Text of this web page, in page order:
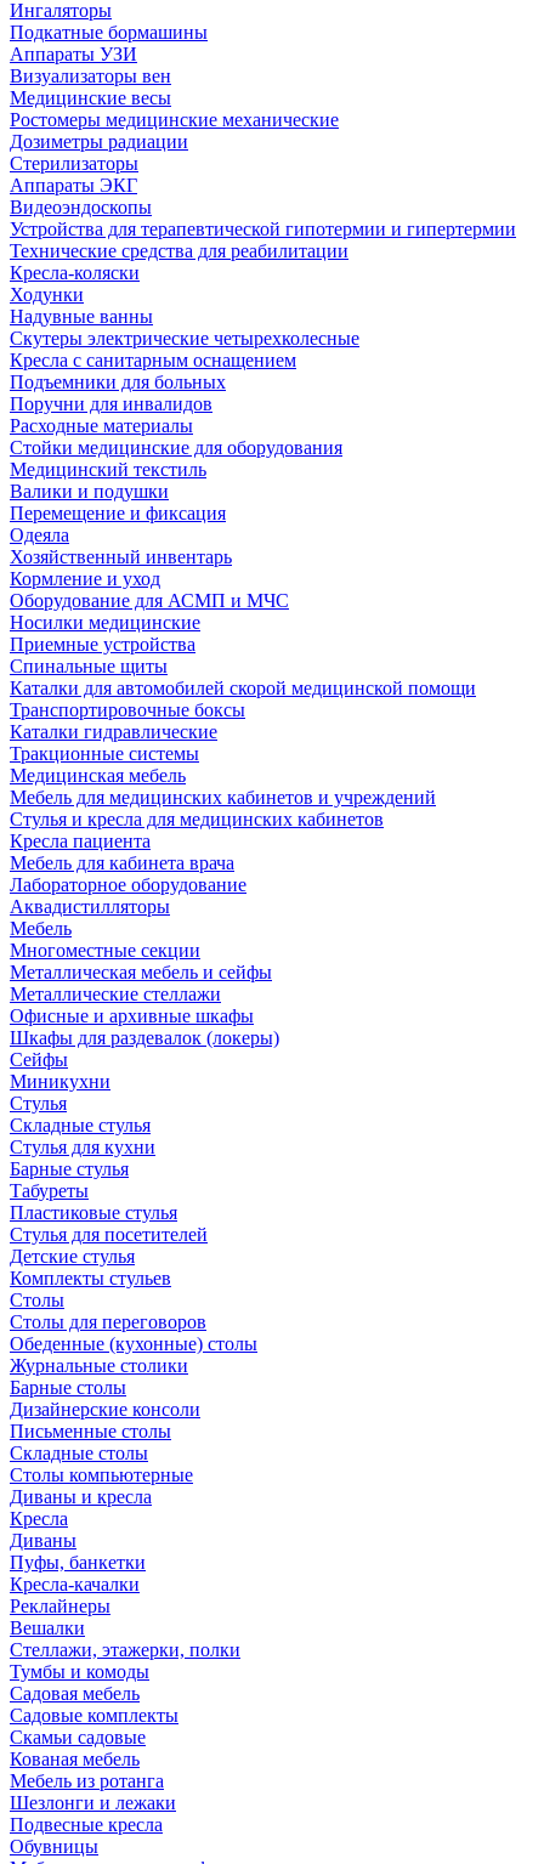
Ингаляторы
Подкатные бормашины
Аппараты УЗИ
Визуализаторы вен
Медицинские весы
Ростомеры медицинские механические
Дозиметры радиации
Стерилизаторы
Аппараты ЭКГ
Видеоэндоскопы
Устройства для терапевтической гипотермии и гипертермии
Технические средства для реабилитации
Кресла-коляски
Ходунки
Надувные ванны
Скутеры электрические четырехколесные
Кресла с санитарным оснащением
Подъемники для больных
Поручни для инвалидов
Расходные материалы
Стойки медицинские для оборудования
Медицинский текстиль
Валики и подушки
Перемещение и фиксация
Одеяла
Хозяйственный инвентарь
Кормление и уход
Оборудование для АСМП и МЧС
Носилки медицинские
Приемные устройства
Спинальные щиты
Каталки для автомобилей скорой медицинской помощи
Транспортировочные боксы
Каталки гидравлические
Тракционные системы
Медицинская мебель
Мебель для медицинских кабинетов и учреждений
Стулья и кресла для медицинских кабинетов
Кресла пациента
Мебель для кабинета врача
Лабораторное оборудование
Аквадистилляторы
Мебель
Многоместные секции
Металлическая мебель и сейфы
Металлические стеллажи
Офисные и архивные шкафы
Шкафы для раздевалок (локеры)
Сейфы
Миникухни
Стулья
Складные стулья
Стулья для кухни
Барные стулья
Табуреты
Пластиковые стулья
Стулья для посетителей
Детские стулья
Комплекты стульев
Столы
Столы для переговоров
Обеденные (кухонные) столы
Журнальные столики
Барные столы
Дизайнерские консоли
Письменные столы
Складные столы
Столы компьютерные
Диваны и кресла
Кресла
Диваны
Пуфы, банкетки
Кресла-качалки
Реклайнеры
Вешалки
Стеллажи, этажерки, полки
Тумбы и комоды
Садовая мебель
Садовые комплекты
Скамьи садовые
Кованая мебель
Мебель из ротанга
Шезлонги и лежаки
Подвесные кресла
Обувницы